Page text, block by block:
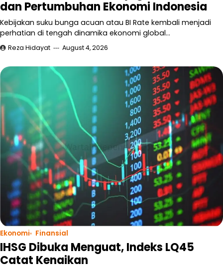
dan Pertumbuhan Ekonomi Indonesia
Kebijakan suku bunga acuan atau BI Rate kembali menjadi
perhatian di tengah dinamika ekonomi global…
Reza Hidayat August 4, 2026
Ekonomi Finansial
IHSG Dibuka Menguat, Indeks LQ45
Catat Kenaikan